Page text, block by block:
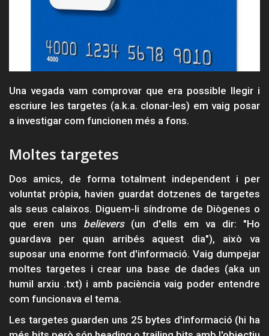
Una vegada vam comprovar que era possible llegir i
escriure les targetes (a.k.a. clonar-les) em vaig posar
a investigar com funcionen més a fons.
Moltes targetes
Dos amics, de forma totalment independent i per
voluntat pròpia, havien guardat dotzenes de targetes
als seus calaixos. Diguem-li síndrome de Diògenes o
que eren uns believers(un d'ells em va dir: "Ho
guardava per quan arribés aquest dia"), això va
suposar una enorme font d'informació. Vaig dumpejar
moltes targetes i crear una base de dades (aka un
humil arxiu .txt) i amb paciència vaig poder entendre
com funcionava el tema.
Les targetes guarden uns 25 bytes d'informació (hi ha